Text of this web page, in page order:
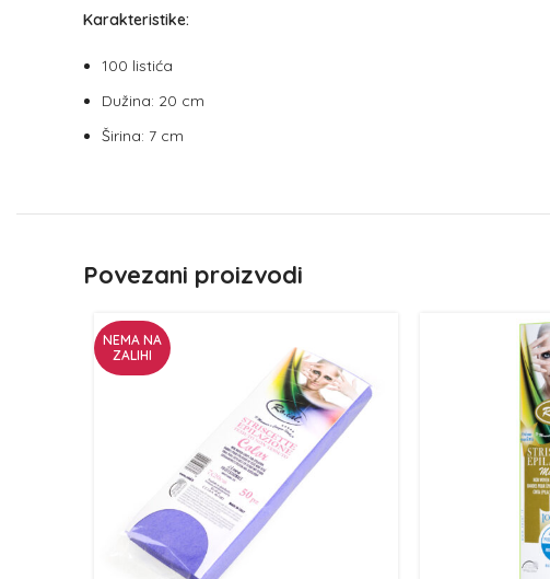
Karakteristike:
100 listića
Dužina: 20 cm
Širina: 7 cm
Povezani proizvodi
NEMA NA
ZALIHI